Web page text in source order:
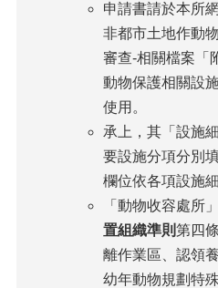
申請書請於本所
非都市土地作動
審查-相關檔案「
動物保護相關設
使用。
承上，其「設施
要設施分項分別
欄位依各項設施
「動物收容處所
置組織準則第四
離作業區、認領
幼年動物規劃特